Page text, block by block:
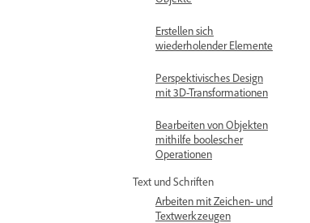
Erstellen sich
wiederholender Elemente
Perspektivisches Design
mit 3D-Transformationen
Bearbeiten von Objekten
mithilfe boolescher
Operationen
Text und Schriften
Arbeiten mit Zeichen- und
Textwerkzeugen